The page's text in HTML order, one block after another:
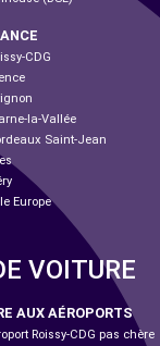
CDG
la-Vallée
Saint-Jean
Europe
VOITURE
AUX AÉROPORTS
Roissy-CDG pas chère